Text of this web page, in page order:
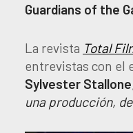
Guardians of the
La revista Total
entrevistas con el
Sylvester Stallone
una producción,